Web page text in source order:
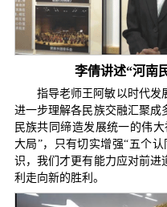
李倩讲述“河南
指导老师王阿敏以时代发
进一步理解各民族交融汇聚成
民族共同缔造发展统一的伟
大局”，只有切实增强“五个
识，我们才更有能力应对前进
利走向新的胜利。